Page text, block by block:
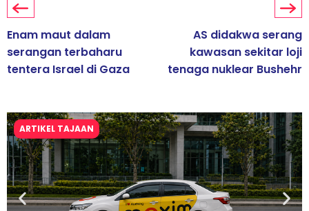
Enam maut dalam
serangan terbaharu
tentera Israel di Gaza
AS didakwa serang
kawasan sekitar loji
tenaga nuklear Bushehr
ARTIKEL TAJAAN